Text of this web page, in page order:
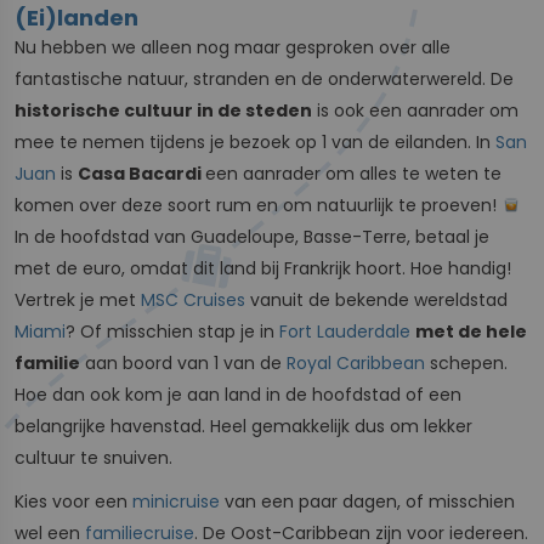
(Ei)landen
Nu hebben we alleen nog maar gesproken over alle
fantastische natuur, stranden en de onderwaterwereld. De
historische cultuur in de steden is ook een aanrader om
mee te nemen tijdens je bezoek op 1 van de eilanden. In San
Juan is Casa Bacardi een aanrader om alles te weten te
komen over deze soort rum en om natuurlijk te proeven!
In de hoofdstad van Guadeloupe, Basse-Terre, betaal je
met de euro, omdat dit land bij Frankrijk hoort. Hoe handig!
Vertrek je met MSC Cruises vanuit de bekende wereldstad
Miami? Of misschien stap je in Fort Lauderdale met de hele
familie aan boord van 1 van de Royal Caribbean schepen.
Hoe dan ook kom je aan land in de hoofdstad of een
belangrijke havenstad. Heel gemakkelijk dus om lekker
cultuur te snuiven.
Kies voor een minicruise van een paar dagen, of misschien
wel een familiecruise. De Oost-Caribbean zijn voor iedereen.